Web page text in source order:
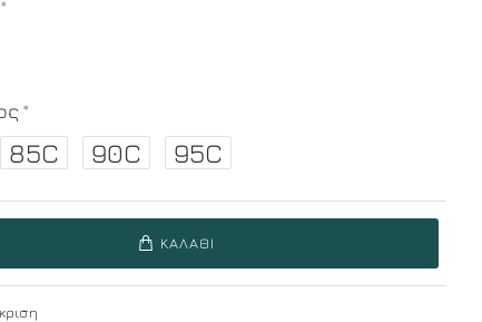
85C 90C 95C
ΚΑΛΆΘΙ